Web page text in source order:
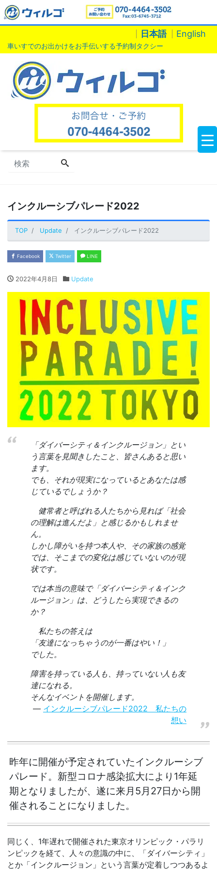
日本語 English
車いすでのお出かけをお手伝いする予約制タクシー
インクルーシブパレード2022
TOP Update インクルーシブパレード2022
Facebook Twitter LINE
2022年4月8日 Update
「ダイバーシティ＆インクルージョン」とい
う言葉を見聞きしたこと、皆さんあると思い
ます。
でも、それが現実になっているとあなたは感
じているでしょうか？
健常者と呼ばれる人たちから見れば「社会
の理解は進んだよ」と感じるかもしれませ
ん。
しかし障がいを持つ本人や、その家族の感覚
では、そこまでの変化は感じていないのが現
状です。
では本当の意味で「ダイバーシティ＆インク
ルージョン」は、どうしたら実現できるの
か？
私たちの答えは
「友達になっちゃうのが一番はやい！」
でした。
障害を持っている人も、持っていない人も友
達になれる。
そんなイベントを開催します。
インクルーシブパレード2022 私たちの
想い
昨年に開催が予定されていたインクルーシブ
パレード。新型コロナ感染拡大により1年延
期となりましたが、遂に来月5月27日から開
催されることになりました。
同じく、1年遅れで開催された東京オリンピック・パラリ
ンピックを経て、人々の意識の中に、「ダイバーシティ」
とか「インクルージョン」という言葉が定着しつつあるよ